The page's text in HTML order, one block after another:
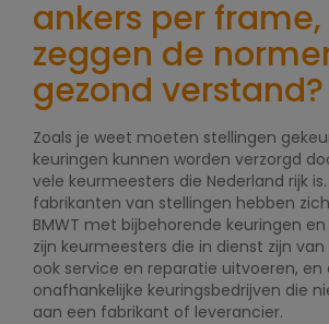
ankers per
zeggen de
gezond verstand?
Zoals je weet moeten stellingen
keuringen kunnen worden verzorgd
vele keurmeesters die Nederland rijk
fabrikanten van stellingen hebben
BMWT met bijbehorende keuringen
zijn keurmeesters die in dienst zijn
ook service en reparatie uitvoeren, en
onafhankelijke keuringsbedrijven die
aan een fabrikant of leverancier.